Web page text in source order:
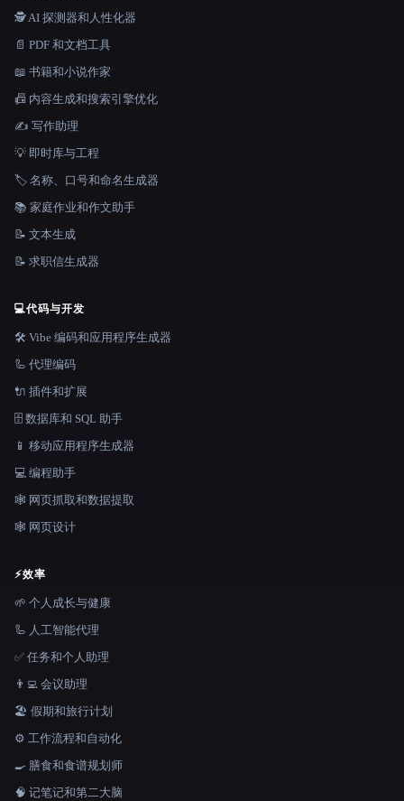
🕵️ AI 探测器和人性化器
📄 PDF 和文档工具
📖 书籍和小说作家
📠 内容生成和搜索引擎优化
✍️ 写作助理
💡 即时库与工程
🏷️ 名称、口号和命名生成器
📚 家庭作业和作文助手
📝 文本生成
📝 求职信生成器
💻代码与开发
🛠️ Vibe 编码和应用程序生成器
🦾 代理编码
🔌 插件和扩展
🗄️ 数据库和 SQL 助手
📱 移动应用程序生成器
💻 编程助手
🕸️ 网页抓取和数据提取
🕸 网页设计
⚡效率
🌱 个人成长与健康
🦾 人工智能代理
✅ 任务和个人助理
👨‍💻 会议助理
🏖 假期和旅行计划
⚙️ 工作流程和自动化
🍳 膳食和食谱规划师
🧠 记笔记和第二大脑